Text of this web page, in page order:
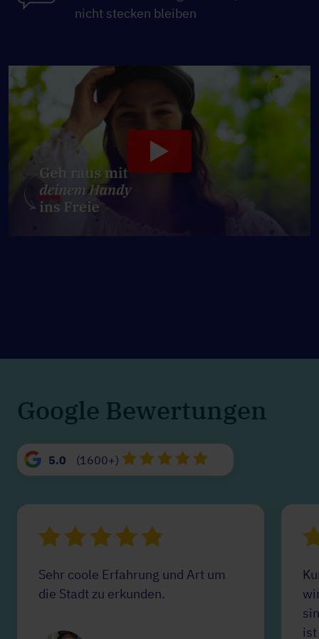
nicht stecken bleiben
Google Bewertungen
5.0 (1600+)
Sehr coole Erfahrung und Art um
die Stadt zu erkunden.